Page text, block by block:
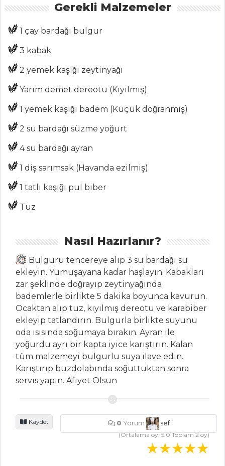
ŞEFİN TARİFLERİ
Tüm
Kategoriler
PASTA VE
TATLILAR
SOSLU KEK
ELMALI KITIRLAR
Tencere Tatlısı
Pasta ve Tatlılar
HAMUR İŞLERI
Kahveli Kurabiye
Hindistan Cevizli
Dolgulu Kurabiye
PARMESANLI
ZEYTİN TOPLARI
Hamur İşleri Tüm
Tarifleri
MAKARNA
Gerekli Malzemeler
1 çay bardağı bulgur
3 kabak
2 yemek kaşığı zeytinyağı
Yarım demet dereotu (Kıyılmış)
1 yemek kaşığı badem (Küçük doğranmış)
2 su bardağı süzme yoğurt
4 su bardağı ayran
1 diş sarımsak (Havanda ezilmiş)
1 tatlı kaşığı pul biber
Tuz
Nasıl Hazırlanır?
Bulguru tencereye alıp 3 su bardağı su
ekleyin. Yumuşayana kadar haşlayın. Kabakları
zar şeklinde doğrayıp zeytinyağında
bademlerle birlikte 5 dakika boyunca kavurun.
Ocaktan alıp tuz, kıyılmış dereotu ve karabiber
ekleyip tatlandırın. Bulgurla birlikte suyunu
oda ısısında soğumaya bırakın. Ayran ile
yoğurdu ayrı bir kapta iyice karıştırın. Kalan
tüm malzemeyi bulgurlu suya ilave edin.
Karıştırıp buzdolabında soğuttuktan sonra
servis yapın. Afiyet Olsun
Kaydet 0 Yorum
sef
(Ortalama oy:5.0Toplam2oy)